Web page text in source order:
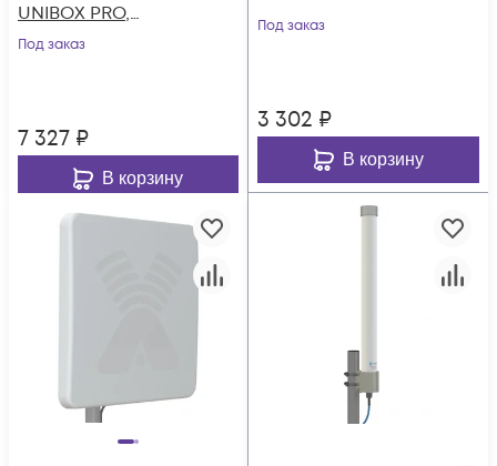
UNIBOX PRO,
790÷960/1700÷2700
Под заказ
7 327 ₽
В корзину
Под заказ
3 302 ₽
В корзину